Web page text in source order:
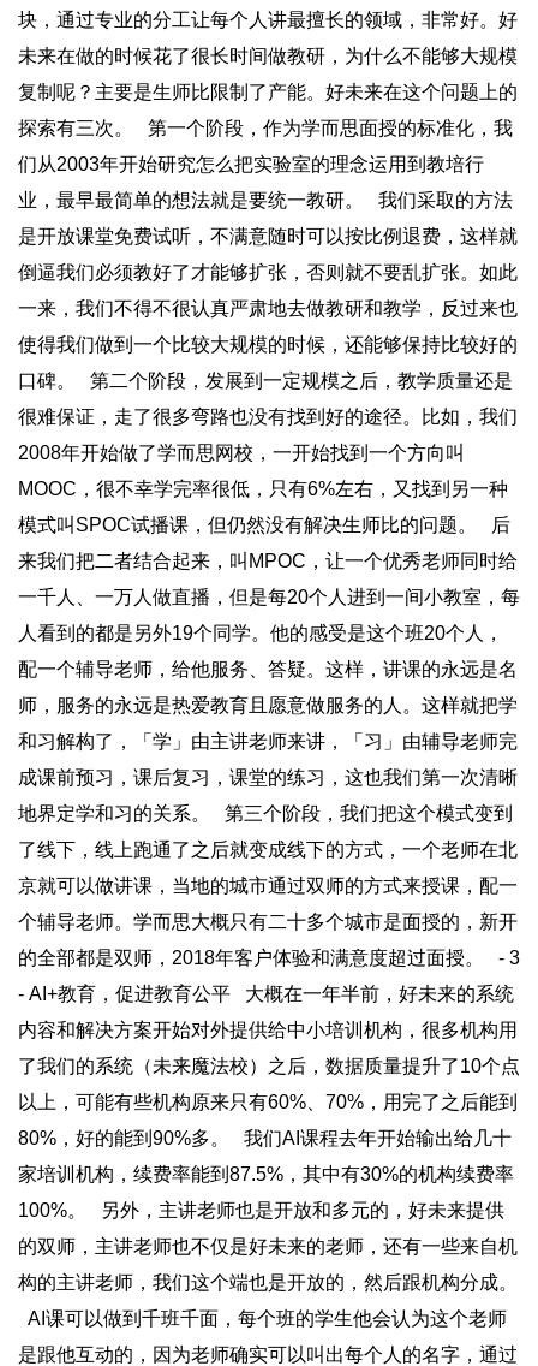
块，通过专业的分工让每个人讲最擅长的领域，非常好。好
未来在做的时候花了很长时间做教研，为什么不能够大规模
复制呢？主要是生师比限制了产能。好未来在这个问题上的
探索有三次。 第一个阶段，作为学而思面授的标准化，我
们从2003年开始研究怎么把实验室的理念运用到教培行
业，最早最简单的想法就是要统一教研。 我们采取的方法
是开放课堂免费试听，不满意随时可以按比例退费，这样就
倒逼我们必须教好了才能够扩张，否则就不要乱扩张。如此
一来，我们不得不很认真严肃地去做教研和教学，反过来也
使得我们做到一个比较大规模的时候，还能够保持比较好的
口碑。 第二个阶段，发展到一定规模之后，教学质量还是
很难保证，走了很多弯路也没有找到好的途径。比如，我们
2008年开始做了学而思网校，一开始找到一个方向叫
MOOC，很不幸学完率很低，只有6%左右，又找到另一种
模式叫SPOC试播课，但仍然没有解决生师比的问题。 后
来我们把二者结合起来，叫MPOC，让一个优秀老师同时给
一千人、一万人做直播，但是每20个人进到一间小教室，每
人看到的都是另外19个同学。他的感受是这个班20个人，
配一个辅导老师，给他服务、答疑。这样，讲课的永远是名
师，服务的永远是热爱教育且愿意做服务的人。这样就把学
和习解构了，「学」由主讲老师来讲，「习」由辅导老师完
成课前预习，课后复习，课堂的练习，这也我们第一次清晰
地界定学和习的关系。 第三个阶段，我们把这个模式变到
了线下，线上跑通了之后就变成线下的方式，一个老师在北
京就可以做讲课，当地的城市通过双师的方式来授课，配一
个辅导老师。学而思大概只有二十多个城市是面授的，新开
的全部都是双师，2018年客户体验和满意度超过面授。 - 3
- AI+教育，促进教育公平 大概在一年半前，好未来的系统
内容和解决方案开始对外提供给中小培训机构，很多机构用
了我们的系统（未来魔法校）之后，数据质量提升了10个点
以上，可能有些机构原来只有60%、70%，用完了之后能到
80%，好的能到90%多。 我们AI课程去年开始输出给几十
家培训机构，续费率能到87.5%，其中有30%的机构续费率
100%。 另外，主讲老师也是开放和多元的，好未来提供
的双师，主讲老师也不仅是好未来的老师，还有一些来自机
构的主讲老师，我们这个端也是开放的，然后跟机构分成。
AI课可以做到千班千面，每个班的学生他会认为这个老师
是跟他互动的，因为老师确实可以叫出每个人的名字，通过